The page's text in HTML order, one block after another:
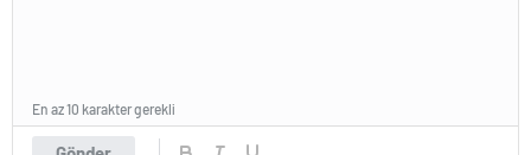
En az 10 karakter gerekli